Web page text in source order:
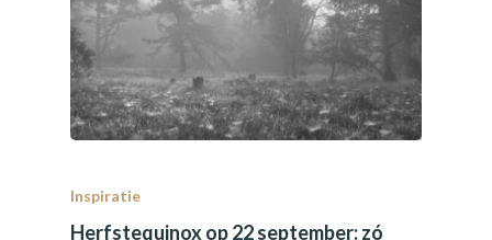
Inspiratie
Herfstequinox op 22 september: zó